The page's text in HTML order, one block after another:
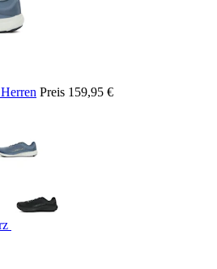
Preis 159,95 €